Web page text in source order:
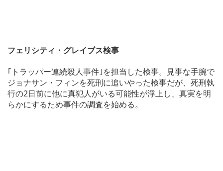
フェリシティ・グレイブス検事
｢トラッパー連続殺人事件｣を担当した検事。見事な手腕で
ジョナサン・フィンを死刑に追いやった検事だが、死刑執
行の2日前に他に真犯人がいる可能性が浮上し、真実を明
らかにするため事件の調査を始める。